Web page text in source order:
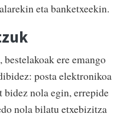
eta banketxeekin.
ere emango
posta elektronikoa
nola egin, errepide
nola bilatu etxebizitza